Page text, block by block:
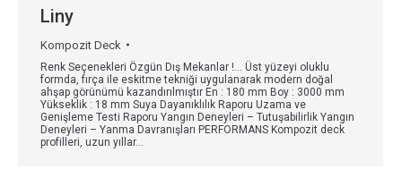
Liny
Kompozit Deck
Renk Seçenekleri Özgün Dış Mekanlar !… Üst yüzeyi oluklu
formda, fırça ile eskitme tekniği uygulanarak modern doğal
ahşap görünümü kazandırılmıştır En : 180 mm Boy : 3000 mm
Yükseklik : 18 mm Suya Dayanıklılık Raporu Uzama ve
Genişleme Testi Raporu Yangın Deneyleri – Tutuşabilirlik Yangın
Deneyleri – Yanma Davranışları PERFORMANS Kompozit deck
profilleri, uzun yıllar…